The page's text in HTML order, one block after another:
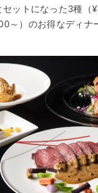
ットになった3種（
～）のお得なディナ